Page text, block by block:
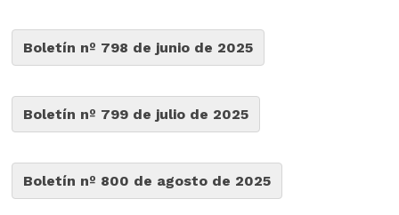
Boletín nº 798 de junio de 2025
Boletín nº 799 de julio de 2025
Boletín nº 800 de agosto de 2025